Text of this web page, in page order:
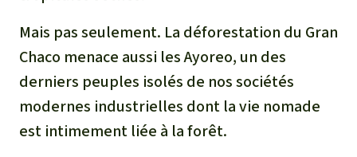
Les barrages
Le ciment et le béton
Les routes
Mais pas seulement. La déforestation du Gran
Chaco menace aussi les Ayoreo, un des
derniers peuples isolés de nos sociétés
modernes industrielles dont la vie nomade
est intimement liée à la forêt.